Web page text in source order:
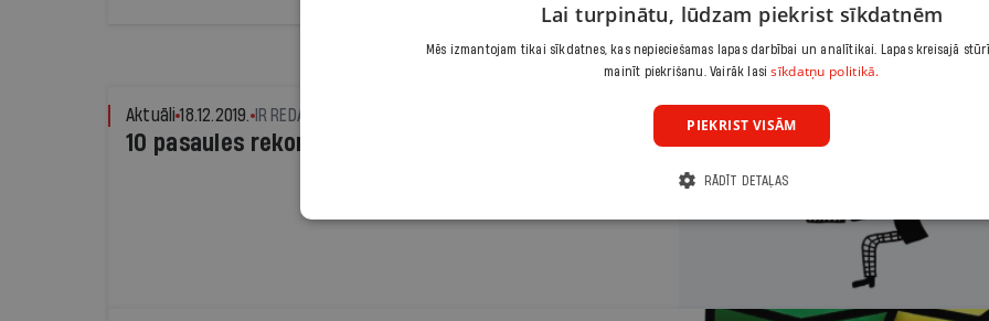
Taču vienlaikus tā ir arī nozare, kas sagādā galvassāpes vides
aktīvistiem, jo ceļošanā izmantotie transporta līdzekļi rada būtisku
Aktuāli 18.12.2019. IR REDAKCIJA
10 pasaules rekordi 2019. gadā
Lai turpinātu, lūdzam piekrist sīkdatnēm
Mēs izmantojam tikai sīkdatnes, kas nepieciešamas lapas darbībai un analītikai. Lapas kreisajā
mainīt piekrišanu. Vairāk lasisīkdatņu politikā.
PIEKRIST VISĀM
RĀDĪT DETAĻAS